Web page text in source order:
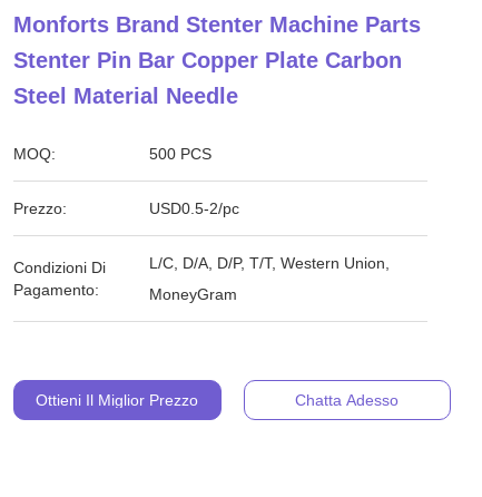
Monforts Brand Stenter Machine Parts
Stenter Pin Bar Copper Plate Carbon
Steel Material Needle
MOQ: 500 PCS
Prezzo: USD0.5-2/pc
Condizioni Di
Pagamento:
L/C, D/A, D/P, T/T, Western Union,
MoneyGram
Ottieni Il Miglior Prezzo Chatta Adesso